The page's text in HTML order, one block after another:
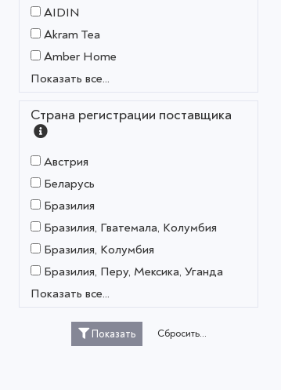
AIDIN
Akram Tea
Amber Home
Показать все...
Страна регистрации поставщика
Австрия
Беларусь
Бразилия
Бразилия, Гватемала, Колумбия
Бразилия, Колумбия
Бразилия, Перу, Мексика, Уганда
Показать все...
Показать Сбросить...